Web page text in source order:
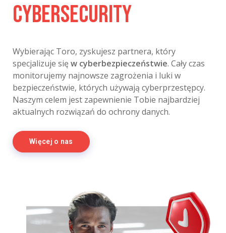
Cybersecurity
Wybierając Toro, zyskujesz partnera, który
specjalizuje się w cyberbezpieczeństwie. Cały czas
monitorujemy najnowsze zagrożenia i luki w
bezpieczeństwie, których używają cyberprzestępcy.
Naszym celem jest zapewnienie Tobie najbardziej
aktualnych rozwiązań do ochrony danych.
Więcej o nas